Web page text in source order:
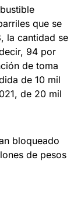
que se
la cantidad se
94 por
de toma
de 10 mil
de 20 mil
bloqueado
de pesos